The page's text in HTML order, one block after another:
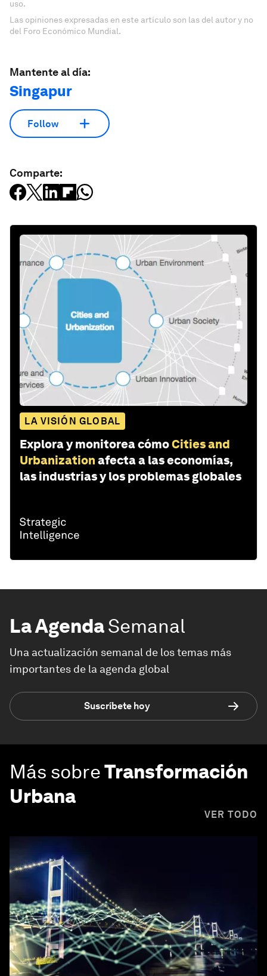
uso.
Las opiniones expresadas en este artículo son las del autor y no
del Foro Económico Mundial.
Mantente al día:
Singapur
Follow
Comparte:
LA VISIÓN GLOBAL
Explora y monitorea cómoCities and
Urbanization afecta a las economías,
las industrias y los problemas globales
La AgendaSemanal
Una actualización semanal de los temas más
importantes de la agenda global
Suscríbete hoy
Más sobreTransformación
Urbana
VER TODO